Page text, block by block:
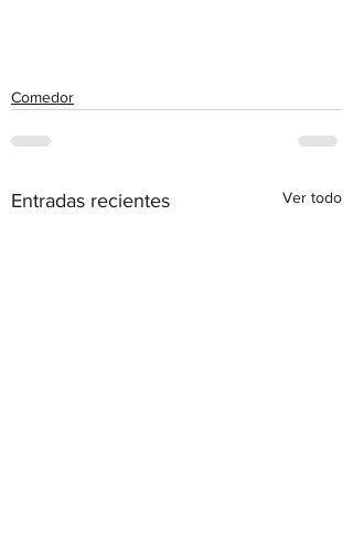
Comedor
Entradas recientes Ver todo